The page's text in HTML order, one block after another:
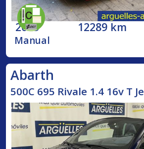
2023 12289 km
Manual
Abarth
500C 695 Rivale 1.4 16v T